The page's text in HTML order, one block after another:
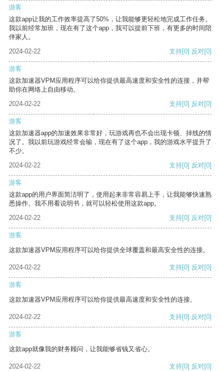
游客
这款app让我的工作效率提高了50%，让我能够更轻松地完成工作任务。
我以前经常加班，现在有了这个app，我可以提前下班，有更多的时间陪
伴家人。
2024-02-22
支持[0] 反对[0]
游客
这款加速器VPM应用程序可以给你提供最高速度和安全性的连接，并帮
助你在网络上自由移动。
2024-02-22
支持[0] 反对[0]
游客
这款加速器app的加速效果非常好，玩游戏再也不会出现卡顿、掉线的情
况了。我以前玩游戏经常会输，现在有了这个app，我的游戏水平提升了
不少。
2024-02-22
支持[0] 反对[0]
游客
这款app的用户界面简洁明了，使用起来非常容易上手，让我能够快速熟
悉操作。我不用看说明书，就可以轻松使用这款app。
2024-02-22
支持[0] 反对[0]
游客
这款加速器VPM应用程序可以给你提供全球覆盖和最高安全性的连接。
2024-02-22 支持[0] 反对[0]
游客
这款加速器VPM应用程序可以给你提供最高速度和安全性的连接。
2024-02-22 支持[0] 反对[0]
游客
这款app就像我的财务顾问，让我能够省钱又省心。
2024-02-22 支持[0] 反对[0]